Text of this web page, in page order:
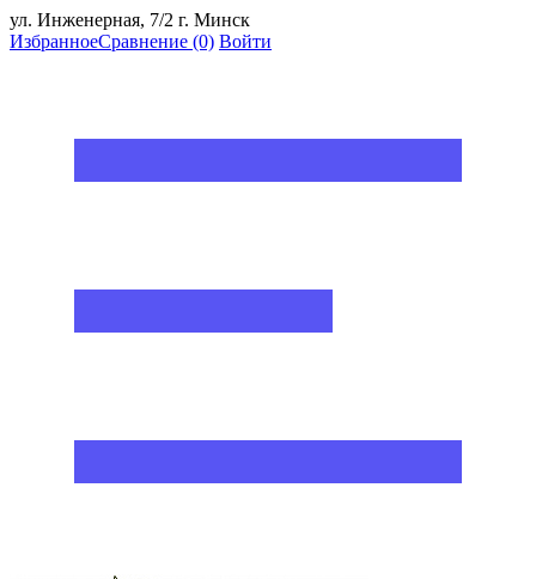
ул. Инженерная, 7/2 г. Минск
ИзбранноеСравнение (0) Войти